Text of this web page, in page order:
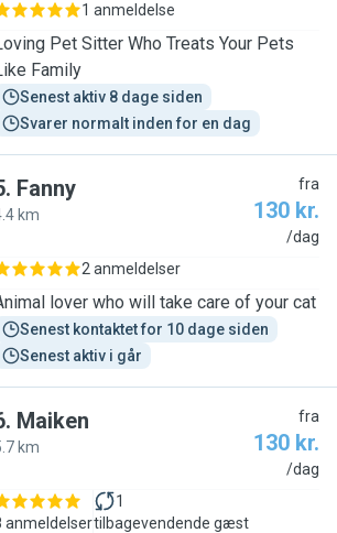
1 anmeldelse
Pet Sitter Who Treats Your Pets
Family
Senest aktiv 8 dage siden
Svarer normalt inden for en dag
. Fanny
km
fra
130 kr.
/dag
2 anmeldelser
lover who will take care of your cat
Senest kontaktet for 10 dage siden
Senest aktiv i går
. Maiken
km
fra
130 kr.
/dag
anmeldelser
1
tilbagevendende gæst